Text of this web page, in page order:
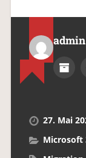
admin
27. Mai
Microsoft